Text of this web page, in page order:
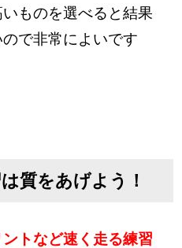
ものを選べると結果
で非常によいです
質をあげよう！
トなど速く走る練習